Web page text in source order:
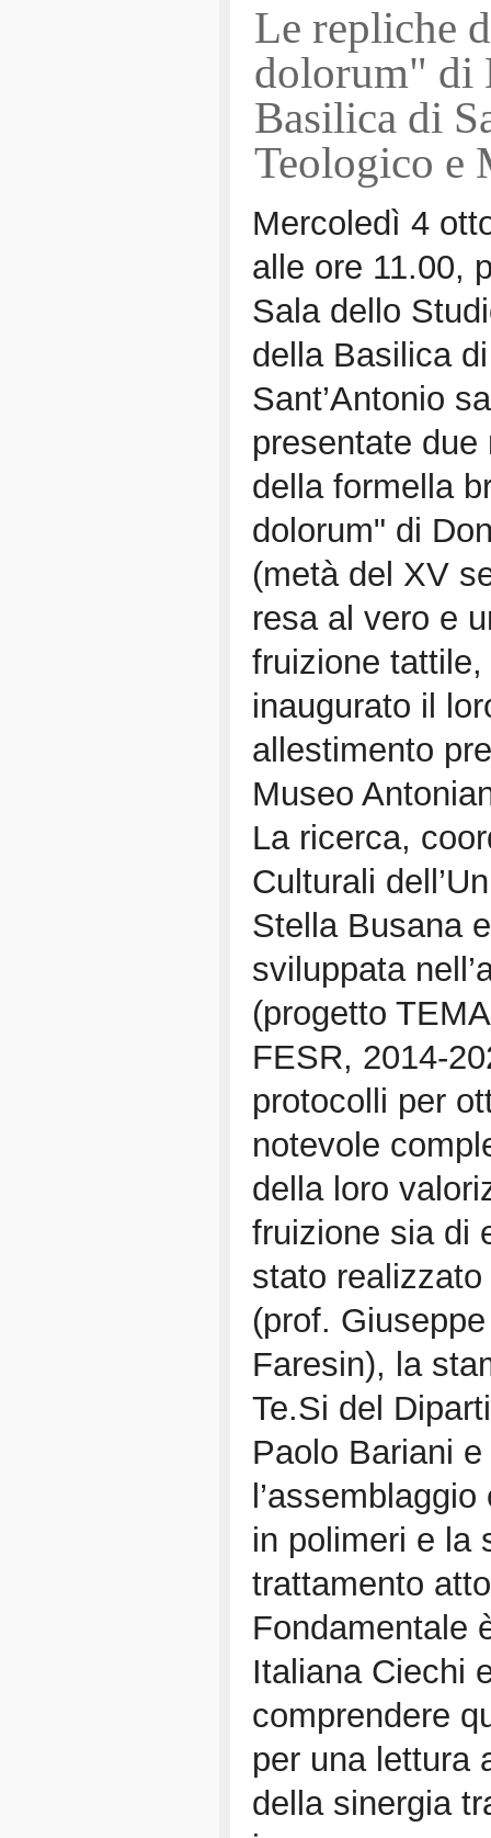
Le repliche
dolorum" di
Basilica di
Teologico e
Mercoledì 4
alle ore 11.00,
Sala dello
della Basilica di
Sant’Antonio
presentate due
della formella
dolorum" di
(metà del XV
resa al vero e
fruizione
inaugurato il
allestimento
Museo
La ricerca,
Culturali
Stella Busana
sviluppata
(progetto
FESR, 2014-
protocolli per
notevole
della loro
fruizione sia di
stato
(prof.
Faresin), la
Te.Si del
Paolo Bariani
in polimeri e la
trattamento
Fondamentale
Italiana Ciechi
comprendere
per una lettura
della sinergia